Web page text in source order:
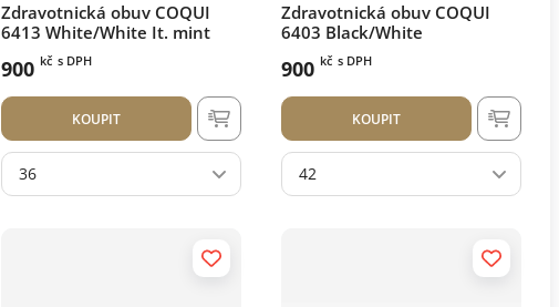
Zdravotnická obuv COQUI
6413 White/White It. mint
900 kč s DPH
KOUPIT
36
Zdravotnická obuv COQUI
6403 Black/White
900 kč s DPH
KOUPIT
42